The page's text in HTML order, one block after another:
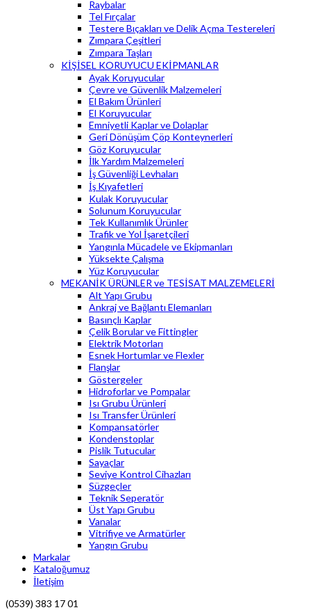
Raybalar
Tel Fırçalar
Testere Bıçakları ve Delik Açma Testereleri
Zımpara Çeşitleri
Zımpara Taşları
KİŞİSEL KORUYUCU EKİPMANLAR
Ayak Koruyucular
Çevre ve Güvenlik Malzemeleri
El Bakım Ürünleri
El Koruyucular
Emniyetli Kaplar ve Dolaplar
Geri Dönüşüm Çöp Konteynerleri
Göz Koruyucular
İlk Yardım Malzemeleri
İş Güvenliği Levhaları
İş Kıyafetleri
Kulak Koruyucular
Solunum Koruyucular
Tek Kullanımlık Ürünler
Trafik ve Yol İşaretçileri
Yangınla Mücadele ve Ekipmanları
Yüksekte Çalışma
Yüz Koruyucular
MEKANİK ÜRÜNLER ve TESİSAT MALZEMELERİ
Alt Yapı Grubu
Ankraj ve Bağlantı Elemanları
Basınçlı Kaplar
Çelik Borular ve Fittingler
Elektrik Motorları
Esnek Hortumlar ve Flexler
Flanşlar
Göstergeler
Hidroforlar ve Pompalar
Isı Grubu Ürünleri
Isı Transfer Ürünleri
Kompansatörler
Kondenstoplar
Pislik Tutucular
Sayaçlar
Seviye Kontrol Cihazları
Süzgeçler
Teknik Seperatör
Üst Yapı Grubu
Vanalar
Vitrifiye ve Armatürler
Yangın Grubu
Markalar
Kataloğumuz
İletişim
(0539) 383 17 01